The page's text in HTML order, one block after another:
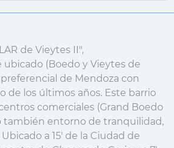
de Vieytes II",
(Boedo y Vieytes de
de Mendoza con
de los últimos años. Este barrio
comerciales (Grand Boedo
también entorno de tranquilidad,
a 15' de la Ciudad de